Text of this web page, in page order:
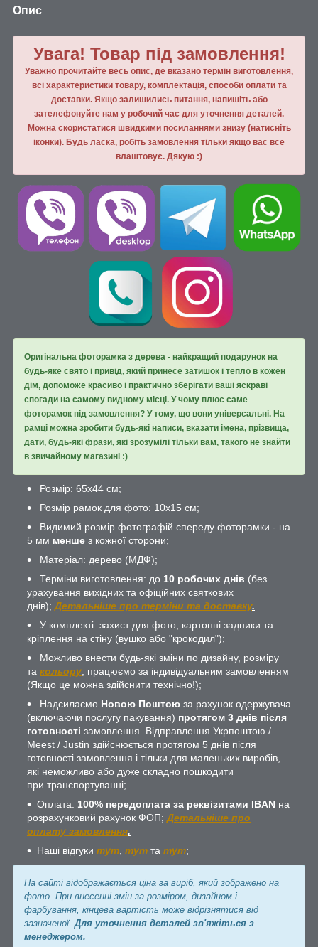
Опис
Увага! Товар під замовлення!
Уважно прочитайте весь опис, де вказано термін виготовлення,
всі характеристики товару, комплектація, способи оплати та
доставки. Якщо залишились питання, напишiть або
зателефонуйте нам у робочий час для уточнення деталей.
Можна скористатися швидкими посиланнями знизу (натисніть
іконки). Будь ласка, робiть замовлення тiльки якщо вас все
влаштовує. Дякую :)
Оригінальна фоторамка з дерева - найкращий подарунок на
будь-яке свято і привід, який принесе затишок і тепло в кожен
дім, допоможе красиво і практично зберігати ваші яскраві
спогади на самому видному місці. У чому плюс саме
фоторамок під замовлення? У тому, що вони універсальні. На
рамці можна зробити будь-які написи, вказати імена, прізвища,
дати, будь-які фрази, які зрозумілі тільки вам, такого не знайти
в звичайному магазині :)
Розмір: 65х44 см;
Розмір рамок для фото: 10х15 см;
Видимий розмір фотографій спереду фоторамки - на
5 мм менше з кожної сторони;
Матеріал: дерево (МДФ);
Терміни виготовлення: до 10 робочих днів (без
урахування вихідних та офіційних святкових
днів); Детальніше про терміни та доставку.
У комплекті: захист для фото, картонні задники та
кріплення на стіну (вушко або "крокодил");
Можливо внести будь-які зміни по дизайну, розміру
та кольору , працюємо за індивідуальним замовленням
(Якщо це можна здійснити технічно!);
Надсилаємо Новою Поштою за рахунок одержувача
(включаючи послугу пакування) протягом 3 днів після
готовності замовлення. Відправлення Укрпоштою /
Meest / Justin здійснюється протягом 5 днів після
готовності замовлення і тільки для маленьких виробів,
які неможливо або дуже складно пошкодити
при транспортуванні;
Оплата: 100% передоплата за реквізитами IBAN на
розрахунковий рахунок ФОП; Детальніше про
оплату замовлення.
Наші відгуки тут тут та тут;
На сайті відображається ціна за виріб, який зображено на
фото. При внесенні змін за розміром, дизайном і
фарбування, кінцева вартість може відрізнятися від
зазначеної. Для уточнення деталей зв'яжіться з
менеджером.